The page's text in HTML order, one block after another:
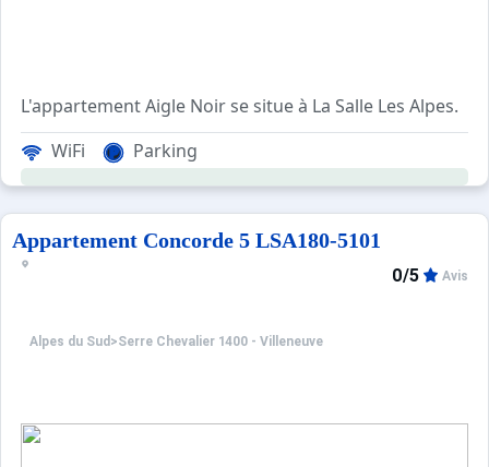
L'appartement Aigle Noir se situe à La Salle Les Alpes.
La résidence Aigle Noir est en plein centre du village de
Ce studio à la montagne se compose d'un coin
Nos amis les animaux ne sont pas acceptés!
Possibilité de garer votre voiture sur le parking
Les avantages de ce studio : Le balcon orienté sud de
WiFi Parking
Appartement Concorde 5 LSA180-5101
Alpes du Sud >Serre Chevalier 1400 - Villeneuve
0/5 Avis